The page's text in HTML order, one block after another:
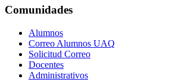
Comunidades
Alumnos
Correo Alumnos UAQ
Solicitud Correo
Docentes
Administrativos